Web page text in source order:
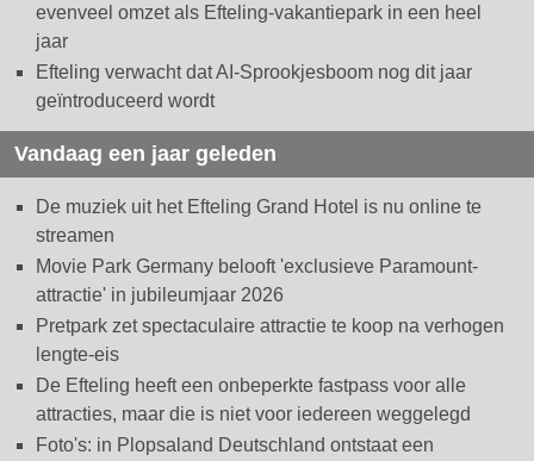
evenveel omzet als Efteling-vakantiepark in een heel
jaar
Efteling verwacht dat AI-Sprookjesboom nog dit jaar
geïntroduceerd wordt
Vandaag een jaar geleden
De muziek uit het Efteling Grand Hotel is nu online te
streamen
Movie Park Germany belooft 'exclusieve Paramount-
attractie' in jubileumjaar 2026
Pretpark zet spectaculaire attractie te koop na verhogen
lengte-eis
De Efteling heeft een onbeperkte fastpass voor alle
attracties, maar die is niet voor iedereen weggelegd
Foto's: in Plopsaland Deutschland ontstaat een